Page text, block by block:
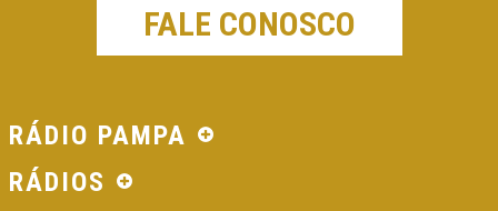
FALE CONOSCO
RÁDIO PAMPA
RÁDIOS